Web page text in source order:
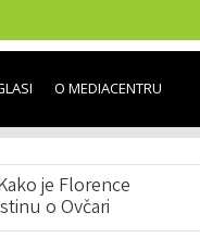
O MEDIACENTRU
je Florence
o Ovčari